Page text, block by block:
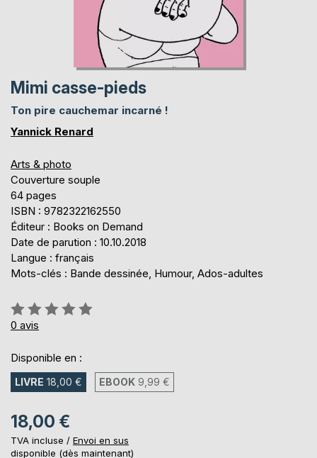
Mimi casse-pieds
Ton pire cauchemar incarné !
Yannick Renard
Arts & photo
Couverture souple
64 pages
ISBN : 9782322162550
Éditeur : Books on Demand
Date de parution : 10.10.2018
Langue : français
Mots-clés : Bande dessinée, Humour, Ados-adultes
Évaluation:
0%
0 avis
Disponible en :
LIVRE 18,00 € EBOOK 9,99 €
18,00 €
TVA incluse / Envoi en sus
disponible (dès maintenant)